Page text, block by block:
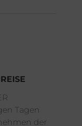
Tagen
der